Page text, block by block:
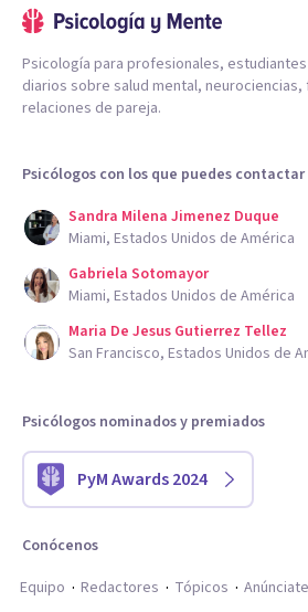
Psicología para profesionales,
diarios sobre salud mental,
relaciones de pareja.
Psicólogos con los que puedes contactar
Sandra Milena Jimenez Duque
Miami, Estados Unidos de América
Gabriela Sotomayor
Miami, Estados Unidos de América
Maria De Jesus Gutierrez Tellez
San Francisco, Estados Unidos de
Psicólogos nominados y premiados
PyM Awards 2024
Conócenos
Equipo
Redactores Tópicos Anúnciate